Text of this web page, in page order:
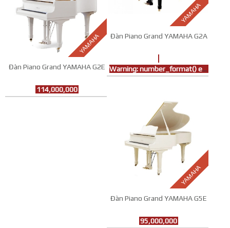
YAMAHA
Đàn Piano Grand YAMAHA G2A
Warning: number_format() expects parameter 1 to be double, string given in
YAMAHA
Đàn Piano Grand YAMAHA G2E
114,000,000
YAMAHA
Đàn Piano Grand YAMAHA G5E
95,000,000